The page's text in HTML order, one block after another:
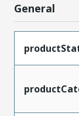
General